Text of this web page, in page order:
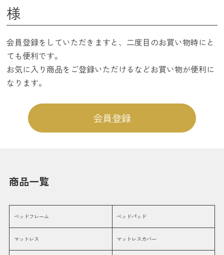
様
会員登録をしていただきますと、二度目のお買い物時にと
ても便利です。
お気に入り商品をご登録いただけるなどお買い物が便利に
なります。
会員登録
商品一覧
ベッドフレーム
マットレス
ベッドパッド
マットレスカバー